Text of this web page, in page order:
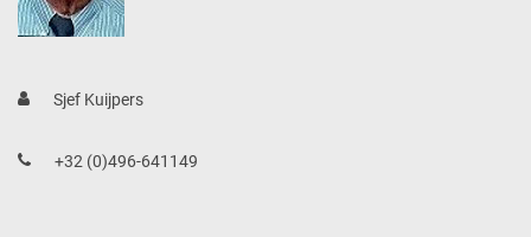
Sjef Kuijpers
+32 (0)496-641149